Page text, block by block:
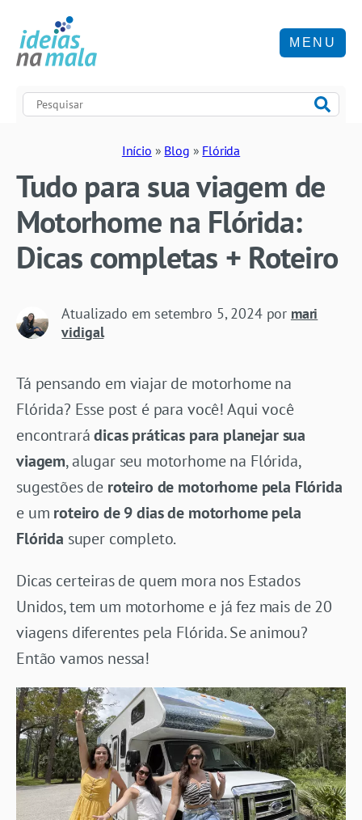
MENU
Início » Blog » Flórida
Tudo para sua viagem de
Motorhome na Flórida:
Dicas completas + Roteiro
Atualizado em setembro 5, 2024por mari
vidigal
Tá pensando em viajar de motorhome na
Flórida? Esse post é para você! Aqui você
encontrarádicas práticas para planejar sua
viagem, alugar seu motorhome na Flórida,
sugestões de roteiro de motorhome pela Flórida
e um roteiro de 9 dias de motorhome pela
Flórida super completo.
Dicas certeiras de quem mora nos Estados
Unidos, tem um motorhome e já fez mais de 20
viagens diferentes pela Flórida. Se animou?
Então vamos nessa!